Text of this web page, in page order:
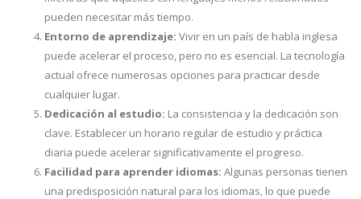
pueden necesitar más tiempo.
Entorno de aprendizaje: Vivir en un país de habla inglesa
puede acelerar el proceso, pero no es esencial. La tecnología
actual ofrece numerosas opciones para practicar desde
cualquier lugar.
Dedicación al estudio: La consistencia y la dedicación son
clave. Establecer un horario regular de estudio y práctica
diaria puede acelerar significativamente el progreso.
Facilidad para aprender idiomas: Algunas personas tienen
una predisposición natural para los idiomas, lo que puede